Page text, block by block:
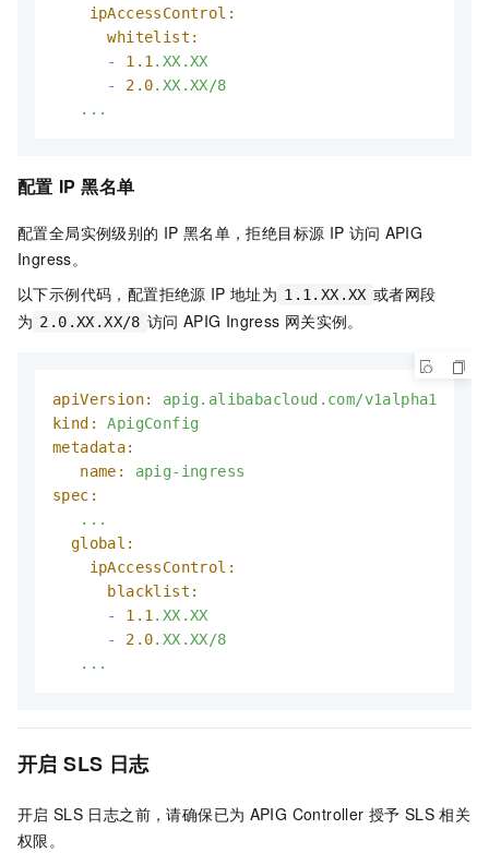
ipAccessControl:
whitelist:
-
1.1.XX.XX
-
2.0.XX.XX/8
...
配置 IP 黑名单
配置全局实例级别的 IP 黑名单，拒绝目标源 IP 访问 APIG
Ingress。
以下示例代码，配置拒绝源 IP 地址为 1.1.XX.XX 或者网段
为 2.0.XX.XX/8 访问 APIG Ingress 网关实例。
apiVersion:
apig.alibabacloud.com/v1alpha1
kind:
ApigConfig
metadata:
name:
apig-ingress
spec:
...
global:
ipAccessControl:
blacklist:
-
1.1 .XX.XX
-
2.0.XX.XX/8
...
开启 SLS 日志
开启 SLS 日志之前，请确保已为 APIG Controller 授予 SLS 相关
权限。